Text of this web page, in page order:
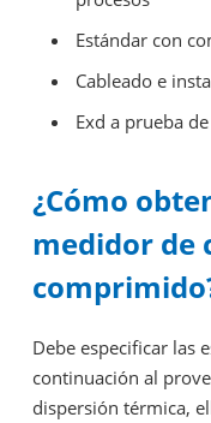
Estándar con
Cableado e
Exd a prueba
¿Cómo
medidor de
Debe especificar las
continuación al
dispersión térmica,